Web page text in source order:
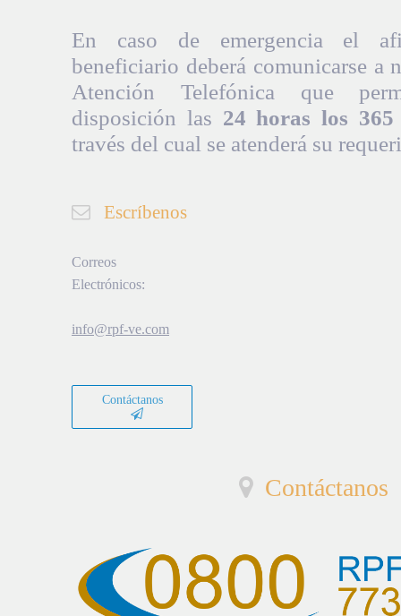
En caso de emergencia el
beneficiario deberá comunicarse a
Atención Telefónica que
disposición las 24 horas los
través del cual se atenderá su
Escríbenos
Correos
Electrónicos:
info@rpf-ve.com
Contáctanos
Contáctanos